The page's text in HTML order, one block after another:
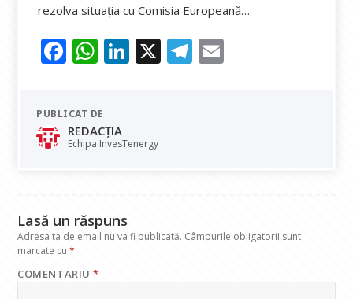
rezolva situația cu Comisia Europeană…
F
e
b
o
W
at
s
A
Li
dI
X T
PUBLICAT DE
REDACȚIA
Echipa InvesTenergy
Lasă un răspuns
Adresa ta de email nu va fi publicată. Câmpurile obligatorii sunt
marcate cu*
COMENTARIU*